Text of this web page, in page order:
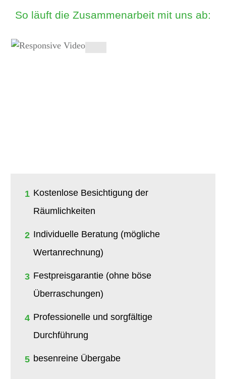
So läuft die Zusammenarbeit mit uns ab:
1 Kostenlose Besichtigung der
Räumlichkeiten
2 Individuelle Beratung (mögliche
Wertanrechnung)
3 Festpreisgarantie (ohne böse
Überraschungen)
4 Professionelle und sorgfältige
Durchführung
5 besenreine Übergabe